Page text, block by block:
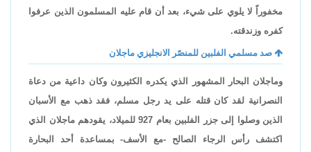
مخفوراً لا يلوي على شيء، بعد أن قام عليه المسلمون الذين عرفوا
كفره وزندقته.
صد مسلمي الفلبين للمنصّر الانجليزي ماجلان
وماجلان البحار المشهور الذي يكدره الكثيرون وكان داعية من دعاة
النصرانية لقد كان قتله على يد رجل مسلم، فقد ذهب مع الأسبان
الذين وصلوا إلى جزر الفلبين بعام 927 للميلاد، يقودهم ماجلان الذي
اكتشف رأس الرجاء الصالح -مع الأسف- بمساعدة أحد البحارة